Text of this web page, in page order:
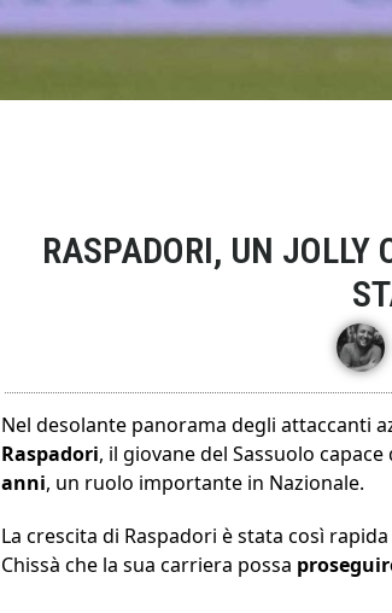
RASPADORI, UN JOLLY
Nel desolante panorama degli attaccanti
Raspadori, il giovane del Sassuolo
anni, un ruolo importante in Nazionale.
La crescita di Raspadori è stata così
Chissà che la sua carriera possa